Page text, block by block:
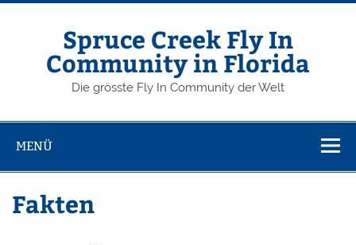
Zum
Spruce Creek Fly In
Community in Florida
Die grösste Fly In Community der Welt
MENÜ
Fakten